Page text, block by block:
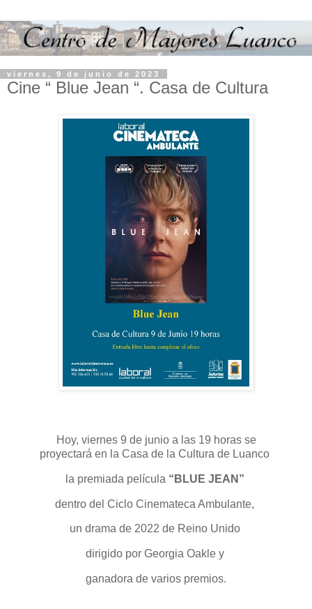
viernes, 9 de junio de 2023
Cine “ Blue Jean “. Casa de Cultura
Hoy, viernes 9 de junio a las 19 horas se
proyectará en la Casa de la Cultura de Luanco
la premiada película “BLUE JEAN”
dentro del Ciclo Cinemateca Ambulante,
un drama de 2022 de Reino Unido
dirigido por Georgia Oakle y
ganadora de varios premios.